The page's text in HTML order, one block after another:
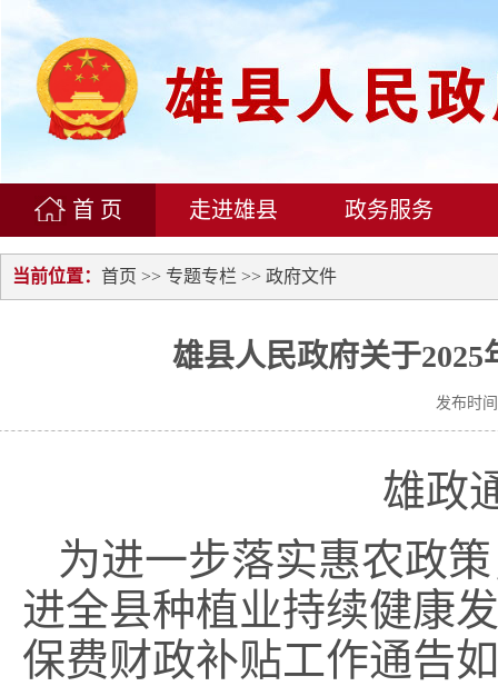
首 页 走进雄县 政务服务
当前位置： 首页 >> 专题专栏 >> 政府文件
雄县人民政府关于
发布时
雄政
为进一步落实惠农政策
进全县种植业持续健康
保费财政补贴工作通告